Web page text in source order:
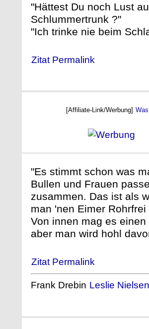
"Hättest Du noch Lust
Schlummertrunk ?"
"Ich trinke nie beim
Zitat Permalink
[Affiliate-Link/Werbung]
"Es stimmt schon was
Bullen und Frauen
zusammen. Das ist als
man 'nen Eimer Rohrfrei
Von innen mag es einen
aber man wird hohl
Zitat Permalink
Frank Drebin Leslie Nielsen